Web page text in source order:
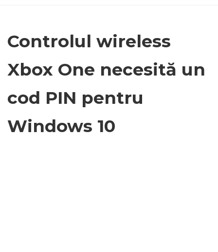
Controlul wireless
Xbox One necesită un
cod PIN pentru
Windows 10